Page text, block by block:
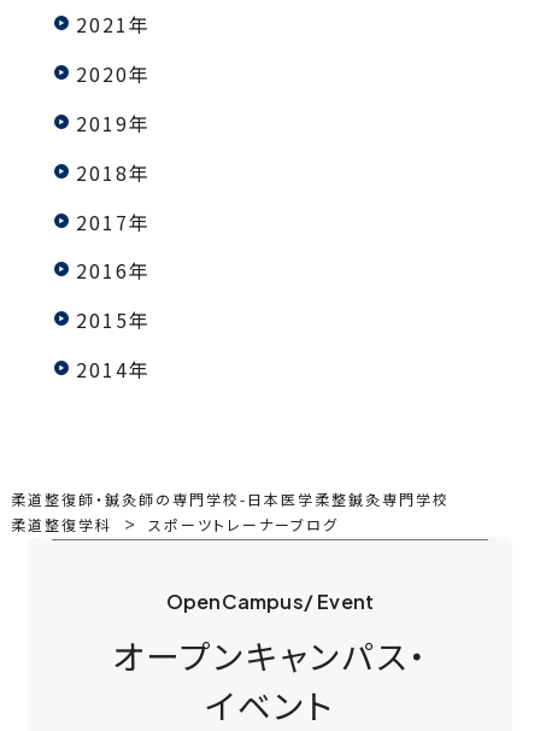
2021年
2020年
2019年
2018年
2017年
2016年
2015年
2014年
柔道整復師・鍼灸師の専門学校-日本医学柔整鍼灸専門学校
柔道整復学科
スポーツトレーナーブログ
OpenCampus/ Event
オープンキャンパス・
イベント